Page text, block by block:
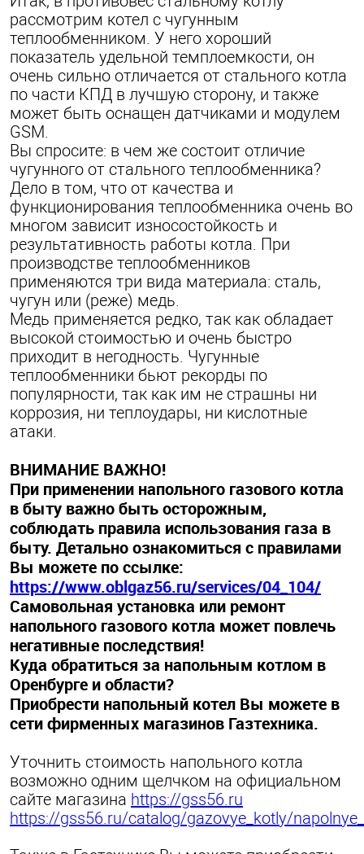
рассмотрим котел с чугунным
теплообменником. У него хороший
показатель удельной темплоемкости, он
очень сильно отличается от стального котла
по части КПД в лучшую сторону, и также
может быть оснащен датчиками и модулем
GSM.
Вы спросите: в чем же состоит отличие
чугунного от стального теплообменника?
Дело в том, что от качества и
функционирования теплообменника очень во
многом зависит износостойкость и
результативность работы котла. При
производстве теплообменников
применяются три вида материала: сталь,
чугун или (реже) медь.
Медь применяется редко, так как обладает
высокой стоимостью и очень быстро
приходит в негодность. Чугунные
теплообменники бьют рекорды по
популярности, так как им не страшны ни
коррозия, ни теплоудары, ни кислотные
атаки.
ВНИМАНИЕ ВАЖНО!
При применении напольного газового котла
в быту важно быть осторожным,
соблюдать правила использования газа в
быту. Детально ознакомиться с правилами
Вы можете по ссылке:
https://www.oblgaz56.ru/services/04_104/
Самовольная установка или ремонт
напольного газового котла может повлечь
негативные последствия!
Куда обратиться за напольным котлом в
Оренбурге и области?
Приобрести напольный котел Вы можете в
сети фирменных магазинов Газтехника.
Уточнить стоимость напольного котла
возможно одним щелчком на официальном
сайте магазина https://gss56.ru
https://gss56.ru/catalog/gazovye_kotly/